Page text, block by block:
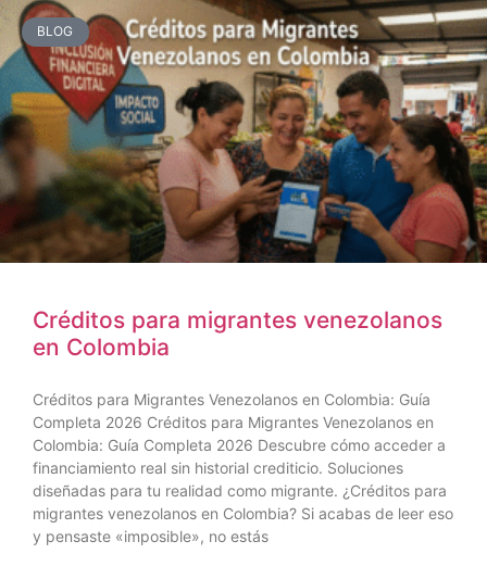
BLOG
Créditos para migrantes venezolanos
en Colombia
Créditos para Migrantes Venezolanos en Colombia: Guía
Completa 2026 Créditos para Migrantes Venezolanos en
Colombia: Guía Completa 2026 Descubre cómo acceder a
financiamiento real sin historial crediticio. Soluciones
diseñadas para tu realidad como migrante. ¿Créditos para
migrantes venezolanos en Colombia? Si acabas de leer eso
y pensaste «imposible», no estás